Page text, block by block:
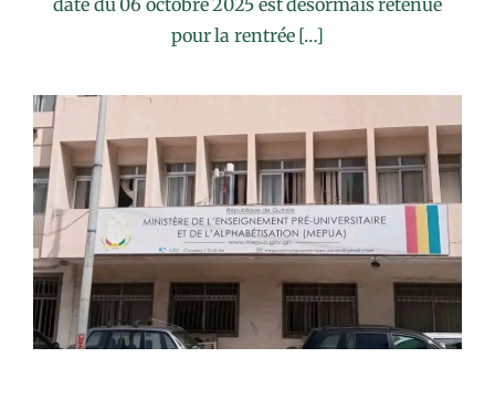
pour la rentrée […]